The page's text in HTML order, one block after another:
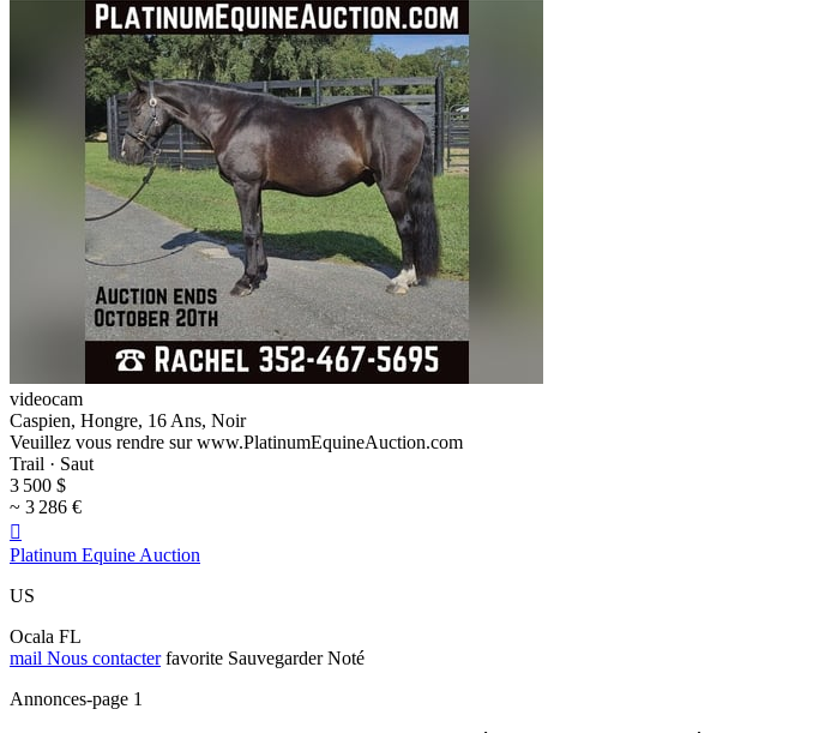
videocam
Caspien, Hongre, 16 Ans, Noir
Veuillez vous rendre sur www.PlatinumEquineAuction.com
Trail · Saut
3 500 $
~ 3 286 €

Platinum Equine Auction
US
Ocala FL
mail Nous contacter favorite Sauvegarder Noté
Annonces-page 1